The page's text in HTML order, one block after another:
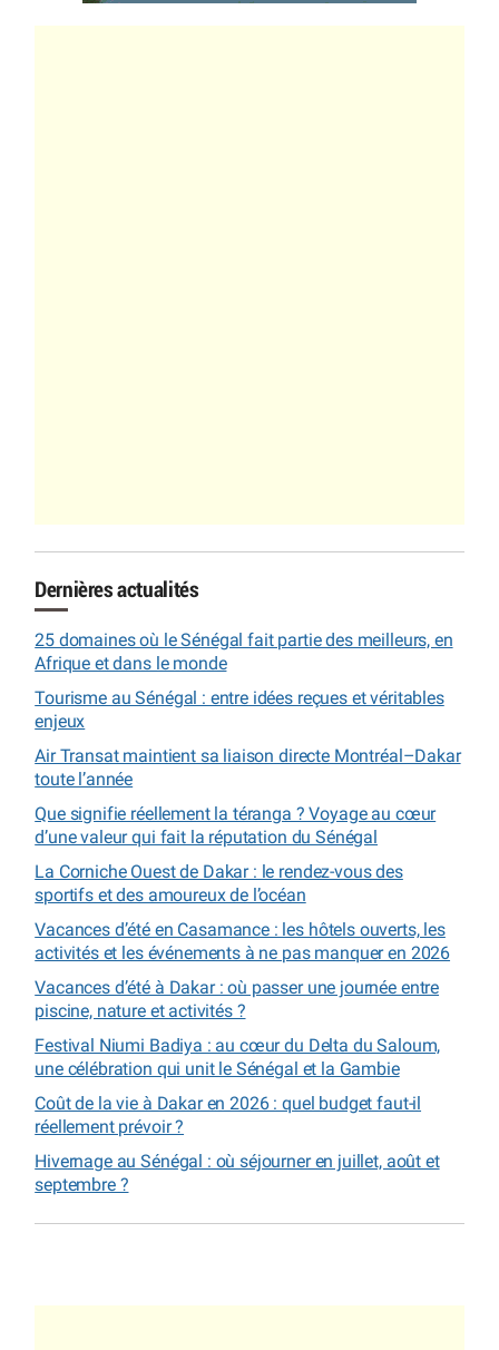
Dernières actualités
25 domaines où le Sénégal fait partie des meilleurs, en
Afrique et dans le monde
Tourisme au Sénégal : entre idées reçues et véritables
enjeux
Air Transat maintient sa liaison directe Montréal–Dakar
toute l’année
Que signifie réellement la téranga ? Voyage au cœur
d’une valeur qui fait la réputation du Sénégal
La Corniche Ouest de Dakar : le rendez-vous des
sportifs et des amoureux de l’océan
Vacances d’été en Casamance : les hôtels ouverts, les
activités et les événements à ne pas manquer en 2026
Vacances d’été à Dakar : où passer une journée entre
piscine, nature et activités ?
Festival Niumi Badiya : au cœur du Delta du Saloum,
une célébration qui unit le Sénégal et la Gambie
Coût de la vie à Dakar en 2026 : quel budget faut-il
réellement prévoir ?
Hivernage au Sénégal : où séjourner en juillet, août et
septembre ?